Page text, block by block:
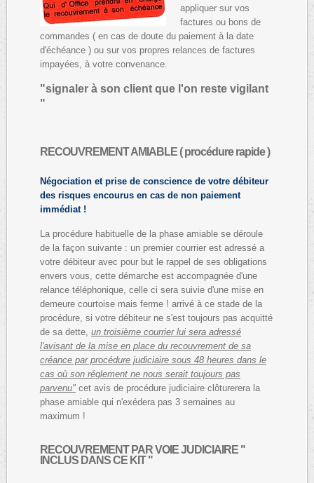
appliquer sur vos
factures ou bons de
commandes ( en cas de doute du paiement à la date
d'échéance ) ou sur vos propres relances de factures
impayées, à votre convenance.
"signaler à son client que l'on reste vigilant
"
RECOUVREMENT AMIABLE ( procédure rapide )
Négociation et prise de conscience de votre débiteur
des risques encourus en cas de non paiement
immédiat !
La procédure habituelle de la phase amiable se déroule
de la façon suivante : un premier courrier est adressé a
votre débiteur avec pour but le rappel de ses obligations
envers vous, cette démarche est accompagnée d'une
relance téléphonique, celle ci sera suivie d'une mise en
demeure courtoise mais ferme ! arrivé à ce stade de la
procédure, si votre débiteur ne s'est toujours pas acquitté
de sa dette, un troisième courrier lui sera adressé
l'avisant de la mise en place du recouvrement de sa
créance par procédure judiciaire sous 48 heures dans le
cas où son réglement ne nous serait toujours pas
parvenu"cet avis de procédure judiciaire clôturerera la
phase amiable qui n'exédera pas 3 semaines au
maximum !
RECOUVREMENT PAR VOIE JUDICIAIRE "
INCLUS DANS CE KIT "